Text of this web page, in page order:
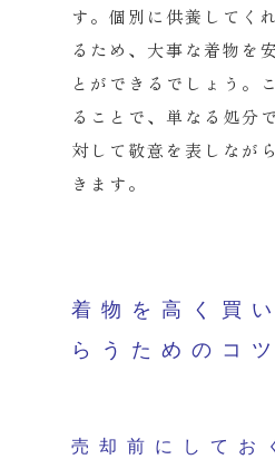
す。 個別に供養してく
るため、 大事な着物を
とができるでしょう。
ることで、単なる処分
対して敬意を表しなが
きます。
着物を高く買
らうためのコツ
売却前にしてお